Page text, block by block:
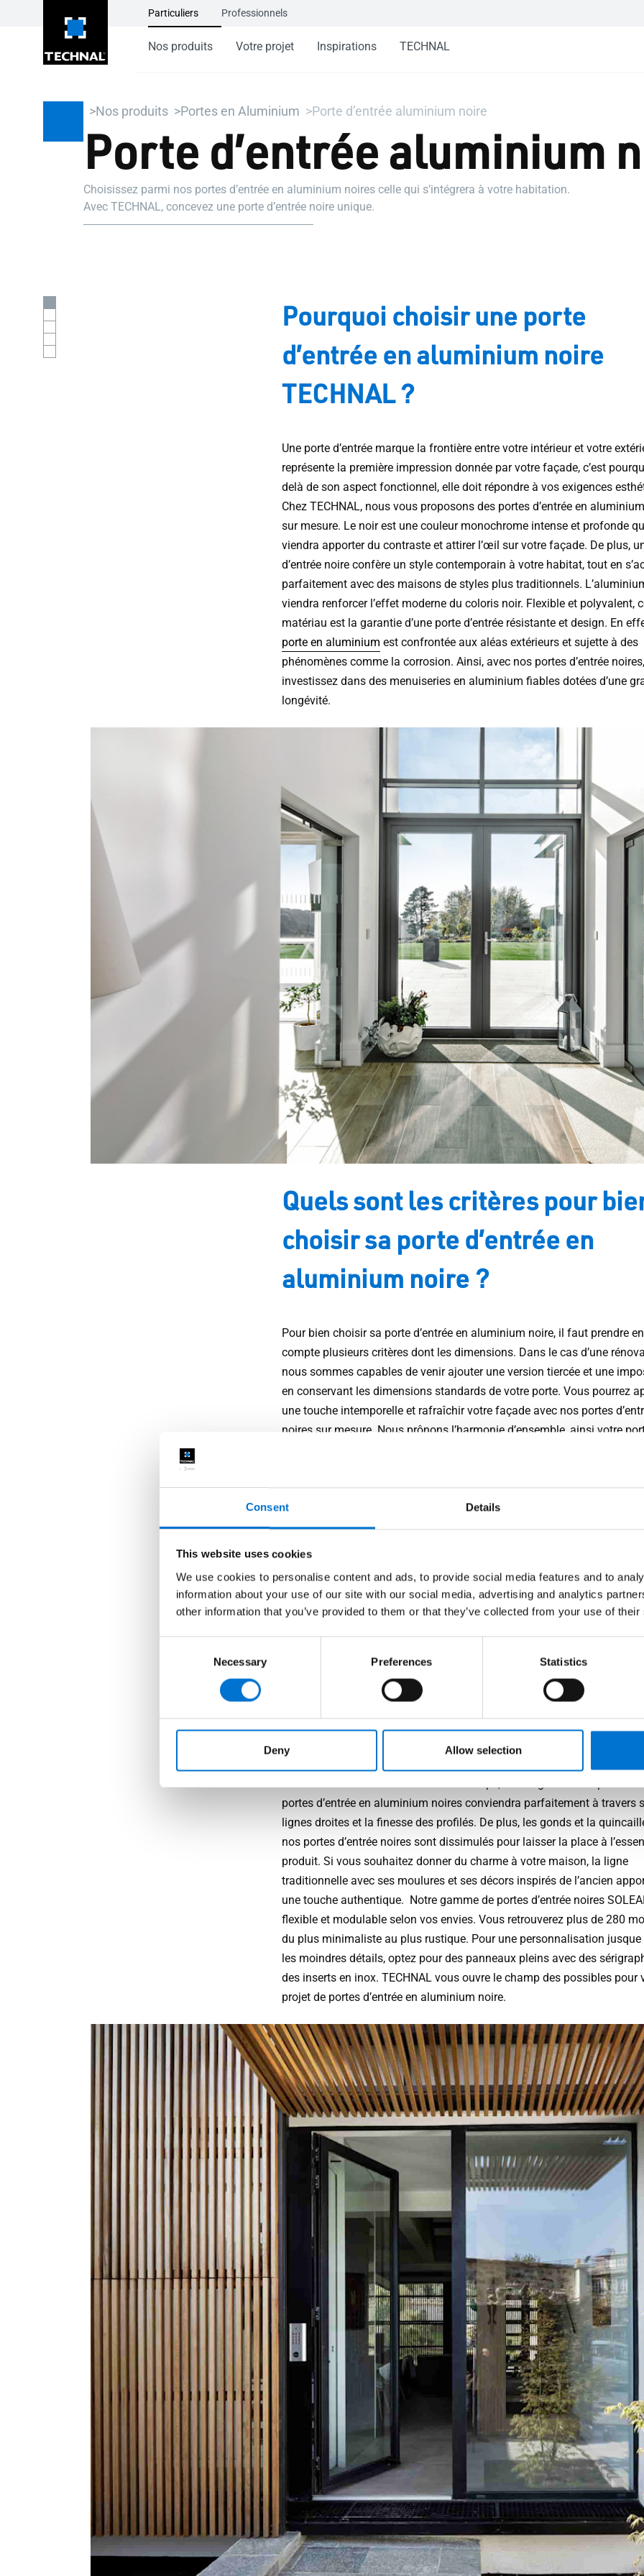
Consent Details
This website uses cookies
We use cookies to personalise content and ads, to provide social media features and to
information about your use of our site with our social media, advertising and analytics
other information that you’ve provided to them or that they’ve collected from your use of
Necessary Preferences Statistics
Deny Allow selection
Particuliers Professionnels
Nos produits Votre projet Inspirations TECHNAL
Nos produits Portes en Aluminium Porte d’entrée aluminium noire
Porte d’entrée aluminium
Choisissez parmi nos portes d’entrée en aluminium noires celle qui s’intégrera à votre habitation.
Avec TECHNAL, concevez une porte d’entrée noire unique.
Pourquoi choisir une porte
d’entrée en aluminium noire
TECHNAL ?
Une porte d’entrée marque la frontière entre votre intérieur et votre
représente la première impression donnée par votre façade, c’est
delà de son aspect fonctionnel, elle doit répondre à vos exigences
Chez TECHNAL, nous vous proposons des portes d’entrée en
sur mesure. Le noir est une couleur monochrome intense et profonde
viendra apporter du contraste et attirer l’œil sur votre façade. De plus,
d’entrée noire confère un style contemporain à votre habitat, tout en
parfaitement avec des maisons de styles plus traditionnels.
viendra renforcer l’effet moderne du coloris noir. Flexible et polyvalent,
matériau est la garantie d’une porte d’entrée résistante et design. En
porte en aluminium est confrontée aux aléas extérieurs et sujette à des
phénomènes comme la corrosion. Ainsi, avec nos portes d’entrée
investissez dans des menuiseries en aluminium fiables dotées d’une
longévité.
Quels sont les critères pour
choisir sa porte d’entrée en
aluminium noire ?
Pour bien choisir sa porte d’entrée en aluminium noire, il faut prendre en
compte plusieurs critères dont les dimensions. Dans le cas d’une
nous sommes capables de venir ajouter une version tiercée et une
en conservant les dimensions standards de votre porte. Vous pourrez
une touche intemporelle et rafraîchir votre façade avec nos portes
noires sur mesure. Nous prônons l’harmonie d’ensemble, ainsi votre
format XXL pour des projets de grande envergure. Vous pourrez alors
tourner vers des vantaux de 2,5 m de hauteur pour 1,25 m de largeur.
votre environnement et les dispositions de votre habitat, vous pourrez
paumelles, va-et-vient sur pivot ou tube anti-pince doigts selon vos
TECHNAL : des portes d’entrée
noires sur mesure
TECHNAL s’adapte à vos envies. Laissez libre cours à votre créativité et
portes d’entrée en aluminium noires conviendra parfaitement à travers
lignes droites et la finesse des profilés. De plus, les gonds et la
nos portes d’entrée noires sont dissimulés pour laisser la place à
produit. Si vous souhaitez donner du charme à votre maison, la ligne
traditionnelle avec ses moulures et ses décors inspirés de l’ancien
une touche authentique. Notre gamme de portes d’entrée noires
flexible et modulable selon vos envies. Vous retrouverez plus de 280
du plus minimaliste au plus rustique. Pour une personnalisation jusque
les moindres détails, optez pour des panneaux pleins avec des
des inserts en inox. TECHNAL vous ouvre le champ des possibles pour
projet de portes d’entrée en aluminium noire.